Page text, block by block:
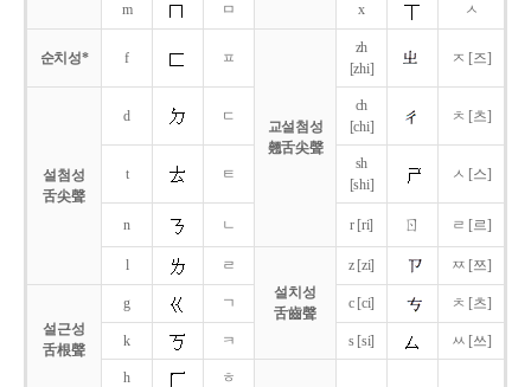
m ㅁ x ㅅ
순치성* f ㅍ
교설첨성
翹舌尖聲
zh
[zhi]
ㅈ [즈]
설첨성
舌尖聲
d ㄷ
ch
[chi]
ㅊ [츠]
t ㅌ
sh
[shi]
ㅅ [스]
n ㄴ r [ri] ㄖ ㄹ [르]
l
ㄹ
설치성
舌齒聲
z [zi] ㅉ [쯔]
설근성
舌根聲
g ㄱ c [ci] ㅊ [츠]
k ㅋ s [si] ㅆ [쓰]
h ㅎ